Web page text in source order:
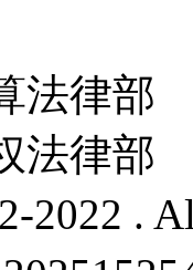
法律部
法律部
2022 .